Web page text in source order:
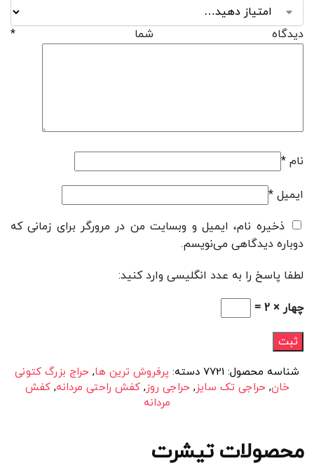
دیدگاه شما *
نام *
ایمیل *
ذخیره نام، ایمیل و وبسایت من در مرورگر برای زمانی که
دوباره دیدگاهی می‌نویسم.
لطفا پاسخ را به عدد انگلیسی وارد کنید:
چهار × 2 =
شناسه محصول: 7721 دسته: پرفروش ترین ها, حراج بزرگ کتونی
خان, حراجی تک سایز, حراجی روز,کفش راحتی مردانه,کفش
مردانه
محصولات تیشرت